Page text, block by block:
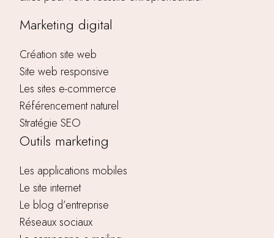
Marketing digital
Création site web
Site web responsive
Les sites e-commerce
Référencement naturel
Stratégie SEO
Outils marketing
Les applications mobiles
Le site internet
Le blog d’entreprise
Réseaux sociaux